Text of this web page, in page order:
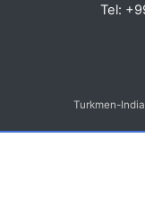
Tel:
Turkmen-